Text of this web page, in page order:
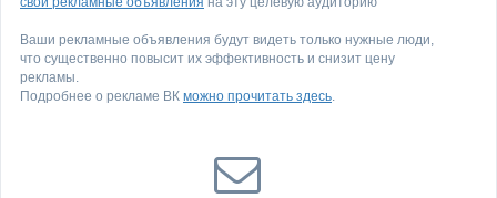
Ваши рекламные объявления будут видеть только нужные люди,
что существенно повысит их эффективность и снизит цену
рекламы.
Подробнее о рекламе ВК можно прочитать здесь.